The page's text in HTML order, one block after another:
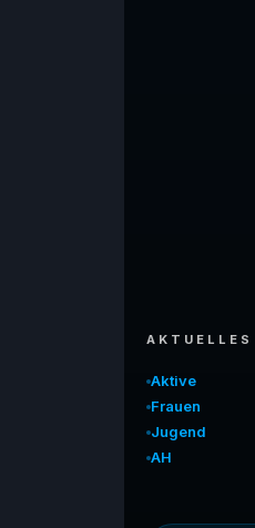
AKTUELLES
Aktive
Frauen
Jugend
AH